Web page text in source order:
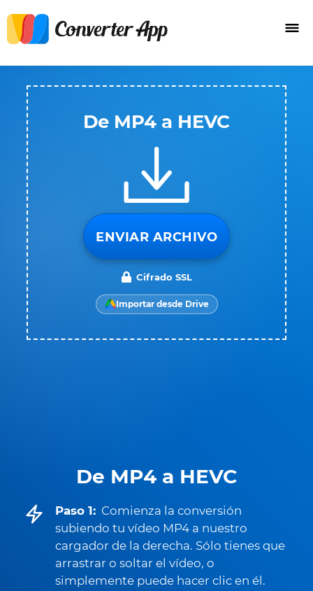
De MP4 a HEVC
Paso 1: Comienza la conversión
subiendo tu vídeo MP4 a nuestro
cargador de la derecha. Sólo tienes que
arrastrar o soltar el vídeo, o
simplemente puede hacer clic en él.
De MP4 a HEVC
ENVIAR ARCHIVO
Cifrado SSL
Importar desde Drive